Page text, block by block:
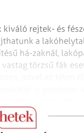
rejtek- és
a
há-zaknál,
törzsű fák